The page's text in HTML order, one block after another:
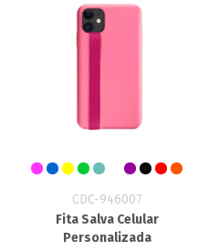
CDC-946007
Fita Salva Celular
Personalizada